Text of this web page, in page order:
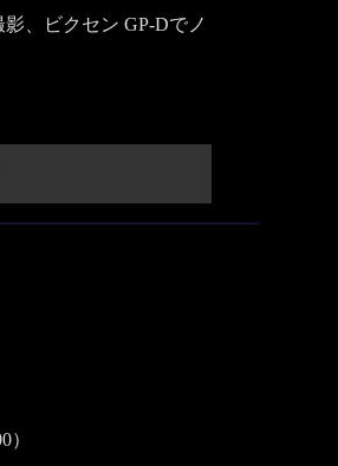
、ビクセン GP-Dでノ